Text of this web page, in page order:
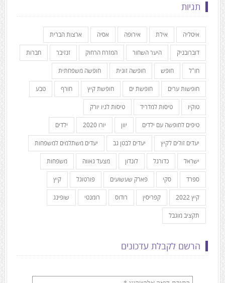
תגיות
איטליה אילת אירופה אסיה ארצות הברית
דוברובניק היער השחור המזרח הרחוק זנזיבר חברות
חו"ל חופש חופשה זוגית חופשה משפחתית
חופשות ערים חופשת ים חופשת קיץ חורף טבע
טוקיו טיסות למדריד טיסות לניו יורק
טיפים לחופשה עם ילדים יוון יורו 2020 ילדים
יעדים זולים לקיץ יעדים לבטן גב יעדים משתלמים למשפחות
ישראל כדורגל לונדון מצעד גאווה משפחות
ספרד סקי פארק שעשועים פורטוגל קיץ
קיץ 2022 קפריסין רודוס רומנטי שופינג
תקציב מוגבל
הרשם לקבלת עדכונים